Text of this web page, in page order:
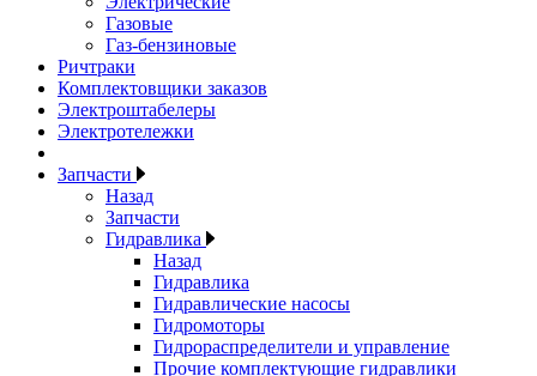
Газовые
Газ-бензиновые
Ричтраки
Комплектовщики заказов
Электроштабелеры
Электротележки
Запчасти
Назад
Запчасти
Гидравлика
Назад
Гидравлика
Гидравлические насосы
Гидромоторы
Гидрораспределители и управление
Прочие комплектующие гидравлики